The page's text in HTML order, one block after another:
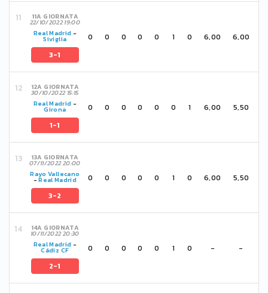
11A GIORNATA
22/10/2022 19:00
Real Madrid -
Siviglia
3-1
0 0 0 0 0 1 0 6,00 6,00
12A GIORNATA
30/10/2022 15:15
Real Madrid -
Girona
1-1
0 0 0 0 0 0 1 6,00 5,50
13A GIORNATA
07/11/2022 20:00
Rayo Vallecano
-Real Madrid
3-2
0 0 0 0 0 1 0 6,00 5,50
14A GIORNATA
10/11/2022 20:30
Real Madrid -
Cádiz CF
2-1
0 0 0 0 0 1 0 - -